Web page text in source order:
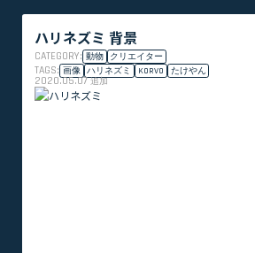
ハリネズミ 背景
CATEGORY: 動物 クリエイター
TAGS: 画像 ハリネズミ KORVO たけやん
2020.05.07追加